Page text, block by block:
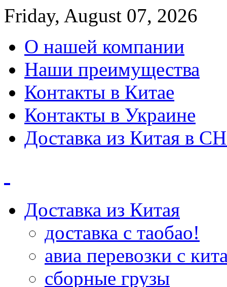
Friday, August 07, 2026
О нашей компании
Наши преимущества
Контакты в Китае
Контакты в Украине
Доставка из Китая в
Доставка из Китая
доставка с таобао!
авиа перевозки с
сборные грузы